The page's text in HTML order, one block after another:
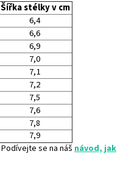
Šířka stélky v cm
6,4
6,6
6,9
7,0
7,1
7,2
7,5
7,6
7,8
7,9
Podívejte se na náš návod, jak